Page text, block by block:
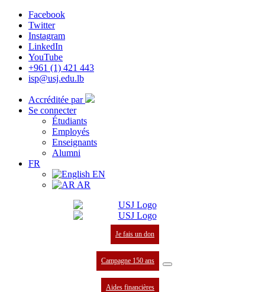
Facebook
Twitter
Instagram
LinkedIn
YouTube
+961 (1) 421 443
isp@usj.edu.lb
Accréditée par
Se connecter
Étudiants
Employés
Enseignants
Alumni
FR
EN
AR
Je fais un don
Campagne 150 ans
Aides financières